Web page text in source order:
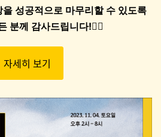
을 성공적으로 마무리할 수 있도록
분께 감사드립니다!🙇‍♀️
자세히 보기